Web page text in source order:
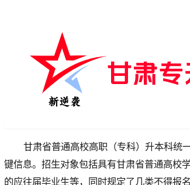
甘肃省普通高校高职（专科）升本科统
键信息。招生对象包括具有甘肃省普通高校
的应往届毕业生等，同时规定了几类不得报